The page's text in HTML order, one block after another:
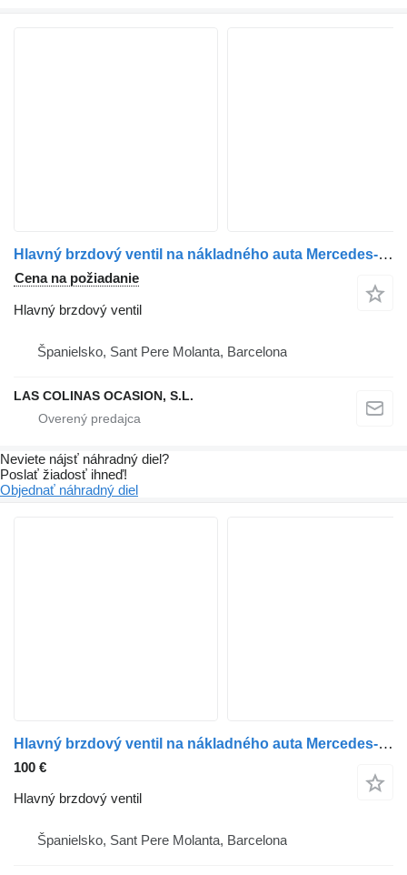
Hlavný brzdový ventil na nákladného auta Mercedes-Benz ATEGO
Cena na požiadanie
Hlavný brzdový ventil
Španielsko, Sant Pere Molanta, Barcelona
LAS COLINAS OCASION, S.L.
Neviete nájsť náhradný diel?
Poslať žiadosť ihneď!
Objednať náhradný diel
Hlavný brzdový ventil na nákladného auta Mercedes-Benz Atego 4-Cil. 4x2 BM 970/2/5/6 (1994->)
100 €
Hlavný brzdový ventil
Španielsko, Sant Pere Molanta, Barcelona